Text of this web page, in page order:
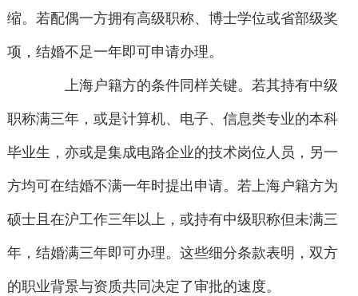
缩。若配偶一方拥有高级职称、博士学位或省部级奖
项，结婚不足一年即可申请办理。
上海户籍方的条件同样关键。若其持有中级
职称满三年，或是计算机、电子、信息类专业的本科
毕业生，亦或是集成电路企业的技术岗位人员，另一
方均可在结婚不满一年时提出申请。若上海户籍方为
硕士且在沪工作三年以上，或持有中级职称但未满三
年，结婚满三年即可办理。这些细分条款表明，双方
的职业背景与资质共同决定了审批的速度。